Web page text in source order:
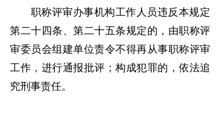
职称评审办事机构工作人员违反本规定
第二十四条、第二十五条规定的，由职称评
审委员会组建单位责令不得再从事职称评审
工作，进行通报批评；构成犯罪的，依法追
究刑事责任。